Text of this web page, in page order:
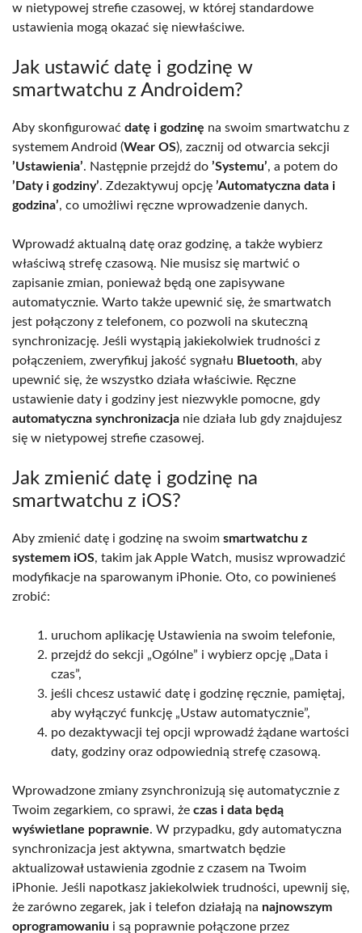
w nietypowej strefie czasowej, w której standardowe
ustawienia mogą okazać się niewłaściwe.
Jak ustawić datę i godzinę w
smartwatchu z Androidem?
Aby skonfigurować datę i godzinę na swoim smartwatchu z
systemem Android (Wear OS), zacznij od otwarcia sekcji
’Ustawienia’. Następnie przejdź do ’Systemu’, a potem do
’Daty i godziny’. Zdezaktywuj opcję ’Automatyczna data i
godzina’, co umożliwi ręczne wprowadzenie danych.
Wprowadź aktualną datę oraz godzinę, a także wybierz
właściwą strefę czasową. Nie musisz się martwić o
zapisanie zmian, ponieważ będą one zapisywane
automatycznie. Warto także upewnić się, że smartwatch
jest połączony z telefonem, co pozwoli na skuteczną
synchronizację. Jeśli wystąpią jakiekolwiek trudności z
połączeniem, zweryfikuj jakość sygnału Bluetooth, aby
upewnić się, że wszystko działa właściwie. Ręczne
ustawienie daty i godziny jest niezwykle pomocne, gdy
automatyczna synchronizacja nie działa lub gdy znajdujesz
się w nietypowej strefie czasowej.
Jak zmienić datę i godzinę na
smartwatchu z iOS?
Aby zmienić datę i godzinę na swoim smartwatchu z
systemem iOS, takim jak Apple Watch, musisz wprowadzić
modyfikacje na sparowanym iPhonie. Oto, co powinieneś
zrobić:
uruchom aplikację Ustawienia na swoim telefonie,
przejdź do sekcji „Ogólne” i wybierz opcję „Data i
czas”,
jeśli chcesz ustawić datę i godzinę ręcznie, pamiętaj,
aby wyłączyć funkcję „Ustaw automatycznie”,
po dezaktywacji tej opcji wprowadź żądane wartości
daty, godziny oraz odpowiednią strefę czasową.
Wprowadzone zmiany zsynchronizują się automatycznie z
Twoim zegarkiem, co sprawi, że czas i data będą
wyświetlane poprawnie. W przypadku, gdy automatyczna
synchronizacja jest aktywna, smartwatch będzie
aktualizował ustawienia zgodnie z czasem na Twoim
iPhonie. Jeśli napotkasz jakiekolwiek trudności, upewnij się,
że zarówno zegarek, jak i telefon działają na najnowszym
oprogramowaniu i są poprawnie połączone przez